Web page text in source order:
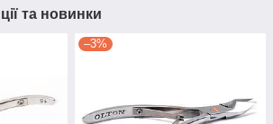
та новинки
–3%